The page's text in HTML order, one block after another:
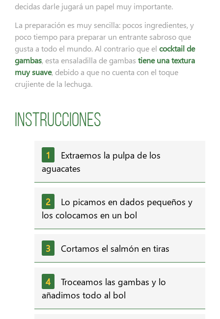
decidas darle jugará un papel muy importante.
La preparación es muy sencilla: pocos ingredientes, y
poco tiempo para preparar un entrante sabroso que
gusta a todo el mundo. Al contrario que el cocktail de
gambas, esta ensaladilla de gambas tiene una textura
muy suave, debido a que no cuenta con el toque
crujiente de la lechuga.
Instrucciones
Extraemos la pulpa de los
aguacates
Lo picamos en dados pequeños y
los colocamos en un bol
Cortamos el salmón en tiras
Troceamos las gambas y lo
añadimos todo al bol